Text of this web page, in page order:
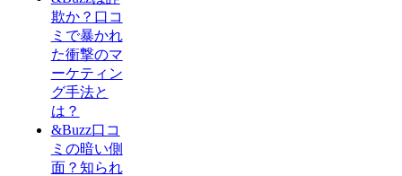
欺か？口コ
ミで暴かれ
た衝撃のマ
ーケティン
グ手法と
は？
&Buzz口コ
ミの暗い側
面？知られ